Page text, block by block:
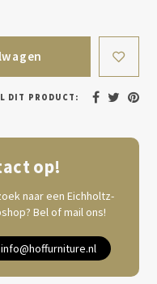
DIT PRODUCT:
op!
naar een Eichholtz-
Bel of mail ons!
info@hoffurniture.nl